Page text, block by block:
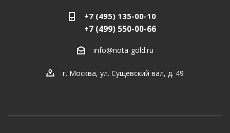
+7 (495) 135-00-10
+7 (499) 550-00-66
info@nota-gold.ru
г. Москва, ул. Сущевский вал, д. 49